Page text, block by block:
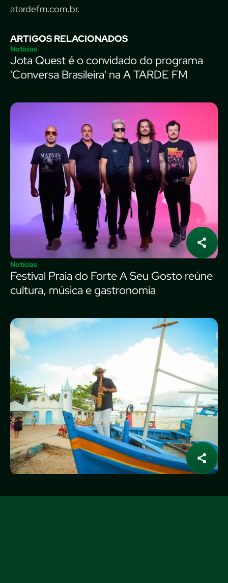
atardefm.com.br.
ARTIGOS RELACIONADOS
Notícias
Jota Quest é o convidado do programa
'Conversa Brasileira' na A TARDE FM
Notícias
Festival Praia do Forte A Seu Gosto reúne
cultura, música e gastronomia